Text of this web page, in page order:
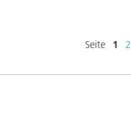
Seite 1 2